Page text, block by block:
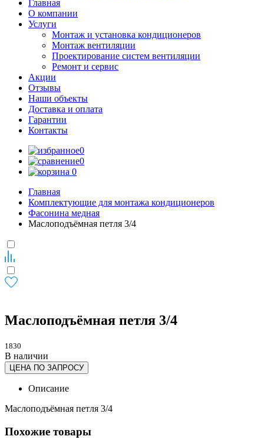
Главная
О компании
Услуги
Монтаж и установка кондиционеров
Монтаж вентиляции
Проектирование систем вентиляции
Ремонт и сервис
Акции
Отзывы
Наши объекты
Доставка и оплата
Гарантии
Контакты
0
0
0
Главная
Комплектующие для монтажа кондиционеров
Фасонина медная
Маслоподъёмная петля 3/4
Маслоподъёмная петля 3/4
1830
В наличии
ЦЕНА ПО ЗАПРОСУ
Описание
Маслоподъёмная петля 3/4
Похожие товары